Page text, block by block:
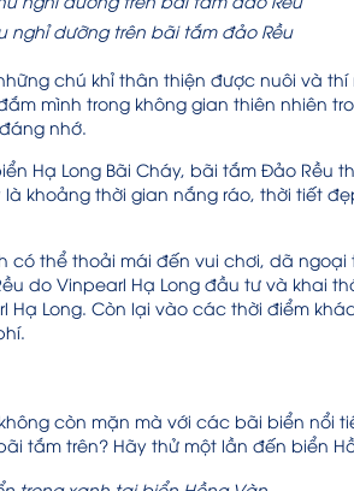
nghỉ dưỡng trên bãi tắm đảo Rều
chú khỉ thân thiện được nuôi và thí
mình trong không gian thiên nhiên
nhớ.
Hạ Long Bãi Cháy, bãi tắm Đảo Rều
là khoảng thời gian nắng ráo, thời tiết
có thể thoải mái đến vui chơi, dã
do Vinpearl Hạ Long đầu tư và khai
Long. Còn lại vào các thời điểm
còn mặn mà với các bãi biển nổi
tắm trên? Hãy thử một lần đến biển